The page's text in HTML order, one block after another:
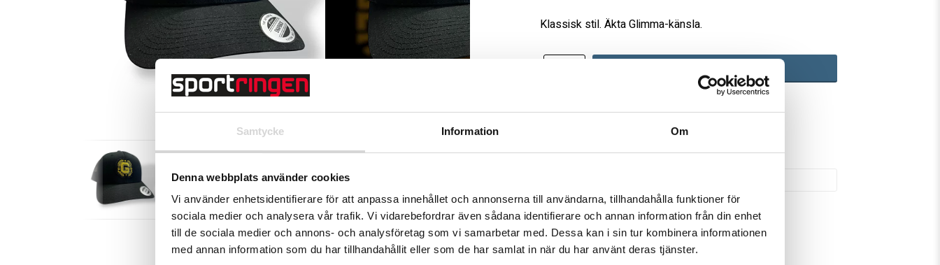
Samtycke Information Om
Denna webbplats använder cookies
Vi använder enhetsidentifierare för att anpassa innehållet och annonserna till användarna, tillhandahålla funktioner för
sociala medier och analysera vår trafik. Vi vidarebefordrar även sådana identifierare och annan information från din enhet
till de sociala medier och annons- och analysföretag som vi samarbetar med. Dessa kan i sin tur kombinera informationen
med annan information som du har tillhandahållit eller som de har samlat in när du har använt deras tjänster.
Lägg till i favoritlistan
Klassisk stil. Äkta Glimma-känsla.
Handla säkert med Klarna
Beskrivning